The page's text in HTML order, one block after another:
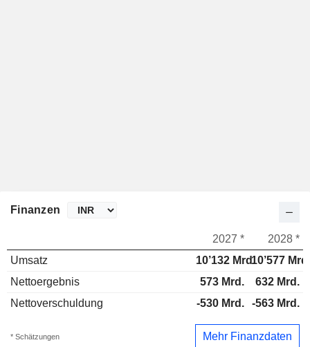
Finanzen
2027 *
2028 *
Umsatz
10’132 Mrd.10’577 Mrd.
Nettoergebnis
573 Mrd.
632 Mrd.
Nettoverschuldung
-530 Mrd. -563 Mrd.
* Schätzungen Mehr Finanzdaten